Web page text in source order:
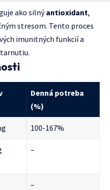
ako silnýantioxidant,
stresom. Tento proces
imunitných funkcií a
Denná potreba
(%)
100-167%
–
–